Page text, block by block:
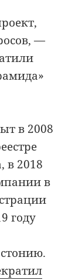
—
в 2008
в 2018
в
году